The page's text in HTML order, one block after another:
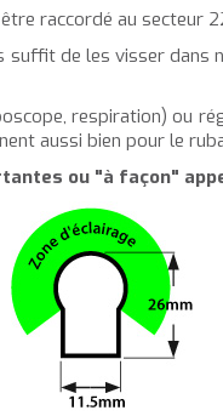
raccordé au secteur
de les visser
respiration) ou
aussi bien pour le
ou "à façon"